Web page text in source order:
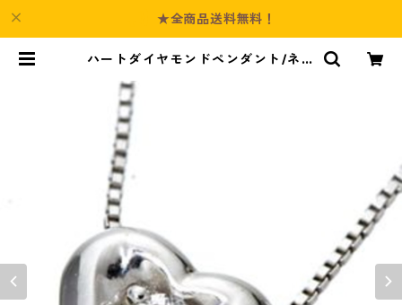
★全商品送料無料！
ハートダイヤモンドペンダント/ネッ
ディース | Culture-Booth